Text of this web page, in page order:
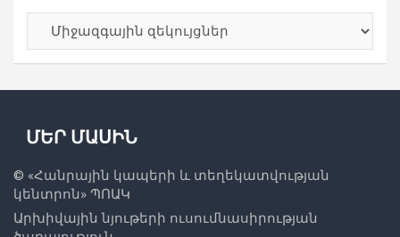
ՄԵՐ ՄԱՍԻՆ
© «Հանրային կապերի և տեղեկատվության
կենտրոն» ՊՈԱԿ
Արխիվային նյութերի ուսումնասիրության